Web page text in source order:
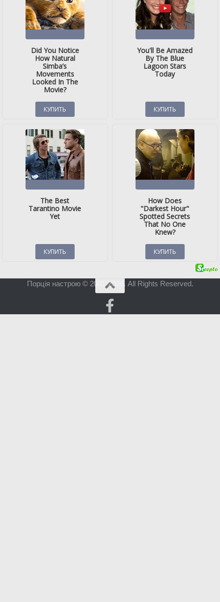
Порція настрою © 2001-2026. All Rights Reserved.